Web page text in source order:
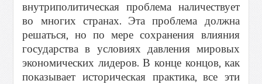
внутриполитическая проблема наличествует
во многих странах. Эта проблема должна
решаться, но по мере сохранения влияния
государства в условиях давления мировых
экономических лидеров. В конце концов, как
показывает историческая практика, все эти